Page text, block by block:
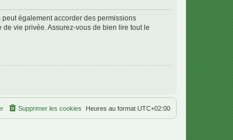
également accorder des permissions
vie privée. Assurez-vous de bien lire tout le
Heures au format UTC+02:00
Supprimer les cookies